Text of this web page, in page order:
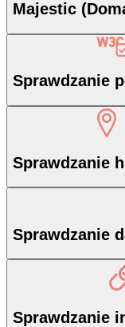
Majestic
Sprawdzanie
Sprawdzanie
Sprawdzanie
Sprawdzanie